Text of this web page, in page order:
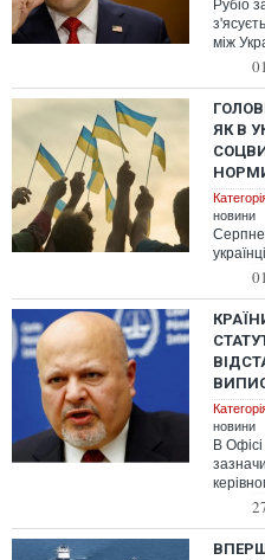
Рубіо
між
ЯК В
новини
новини
В